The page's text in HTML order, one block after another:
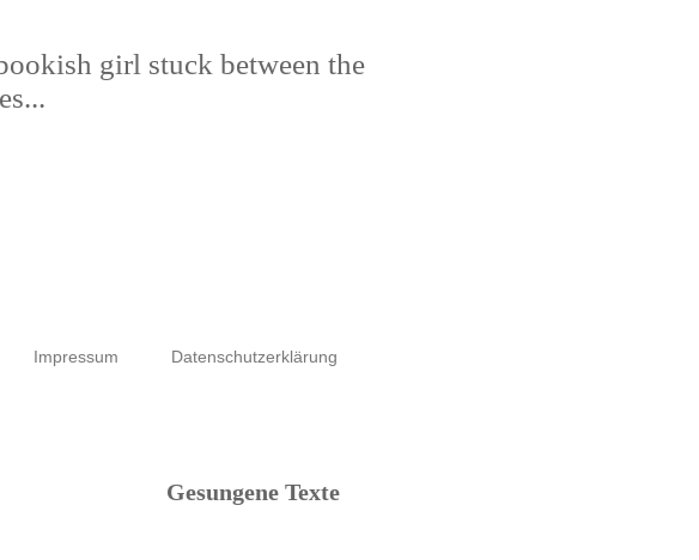
girl stuck between the
Impressum Datenschutzerklärung
Gesungene Texte